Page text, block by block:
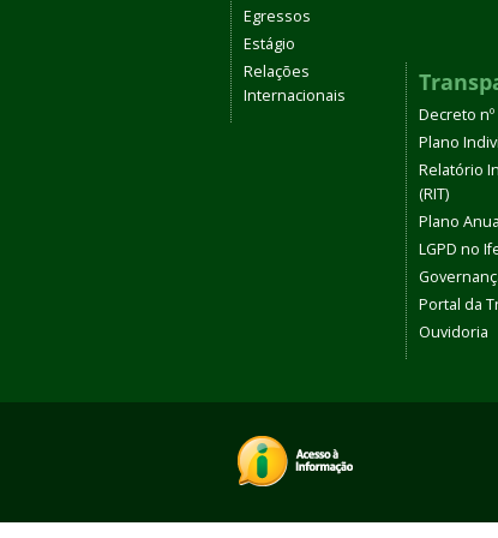
Egressos
Estágio
Relações
Internacionais
Decreto
Plano
Relatório
(RIT)
Plano
LGPD no
Portal da
Ouvidoria